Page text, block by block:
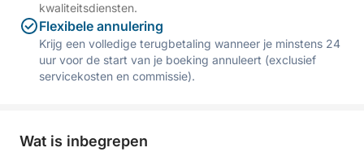
kwaliteitsdiensten.
Flexibele annulering
Krijg een volledige terugbetaling wanneer je minstens 24
uur voor de start van je boeking annuleert (exclusief
servicekosten en commissie).
Wat is inbegrepen